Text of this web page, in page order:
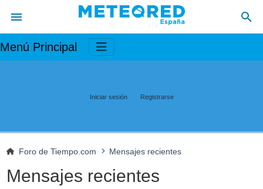
Menú Principal
Iniciar sesión Registrarse
Foro de Tiempo.com Mensajes recientes
Mensajes recientes